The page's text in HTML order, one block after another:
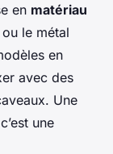
en matériau
le métal
en
avec des
Une
une